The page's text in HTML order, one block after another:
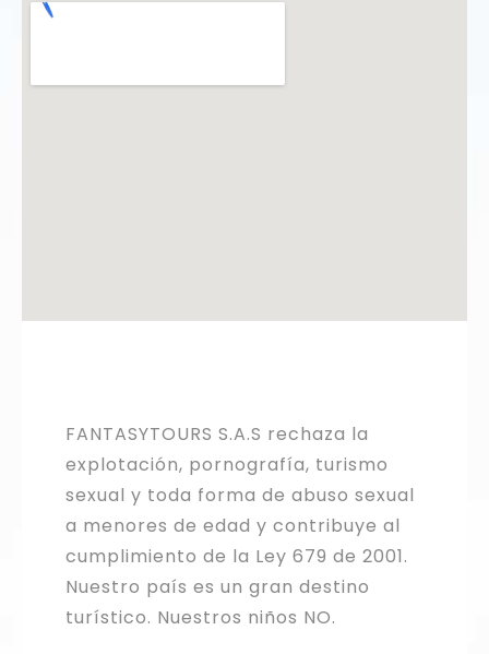
FANTASYTOURS S.A.S rechaza la
explotación, pornografía, turismo
sexual y toda forma de abuso sexual
a menores de edad y contribuye al
cumplimiento de la Ley 679 de 2001.
Nuestro país es un gran destino
turístico. Nuestros niños NO.